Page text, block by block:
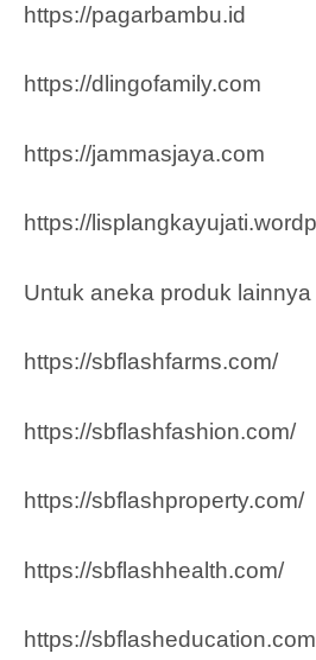
https://pagarbambu.id
https://dlingofamily.com
https://jammasjaya.com
https://
Untuk aneka produk lainnya
https://sbflashfarms.com/
https://sbflashfashion.com/
https://sbflashproperty.com/
https://sbflashhealth.com/
https://